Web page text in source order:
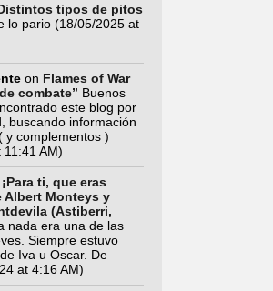
tipos de pitos
lo pario (18/05/2025 at
on Flames of War
combate” Buenos
este blog por
buscando información
y complementos )
AM)
¡Para ti, que eras
Albert Monteys y
(Astiberri,
nada era una de las
Siempre estuvo
Iva u Oscar. De
at 4:16 AM)